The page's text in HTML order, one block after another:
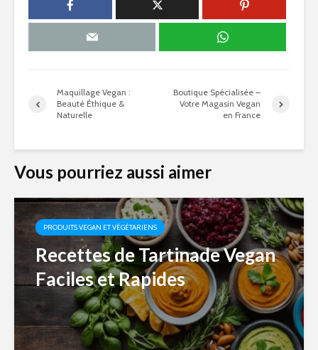
Maquillage Vegan :
Beauté Éthique &
Naturelle
Boutique Spécialisée –
Votre Magasin Vegan
en France
Vous pourriez aussi aimer
PRODUITS VEGAN ET VÉGÉTARIENS
Recettes de Tartinade Vegan
Faciles et Rapides